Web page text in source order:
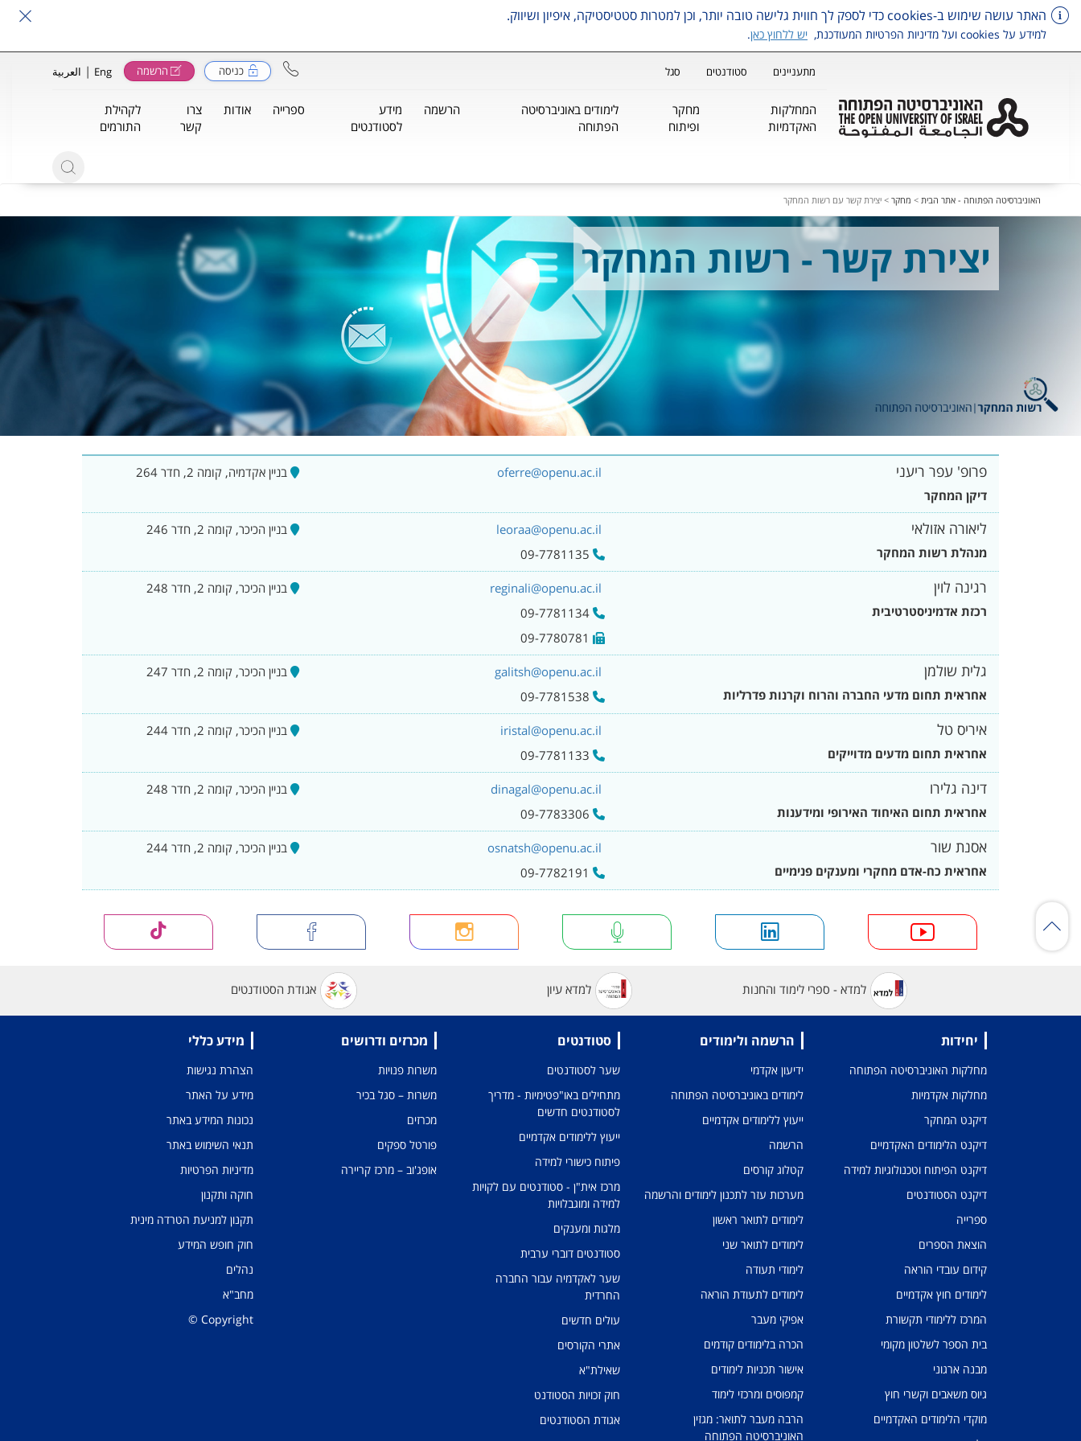
האתר עושה שימוש ב-cookies כדי לספק לך חווית גלישה טובה יותר, וכן למטרות סטטיסטיקה, איפיון ושיווק.
למידע על cookies ועל מדיניות הפרטיות המעודכנת, יש ללחוץ כאן.
מתעניינים סטודנטים סגל כניסה הרשמה Eng
| العربية
המחלקות
האקדמיות
מחקר
ופיתוח
לימודים באוניברסיטה
הפתוחה
הרשמה
מידע
לסטודנטים
ספרייה אודות
צרו
קשר
לקהילת
התורמים
האוניברסיטה הפתוחה - אתר הבית > מחקר > יצירת קשר עם רשות המחקר
יצירת קשר - רשות המחקר
פרופ' עפר ריעני
דיקן המחקר
oferre@openu.ac.il בניין אקדמיה, קומה 2, חדר 264
ליאורה אזולאי
מנהלת רשות המחקר
leoraa@openu.ac.il
בניין הכיכר, קומה 2, חדר 246
רגינה לוין
רכזת אדמיניסטרטיבית
reginali@openu.ac.il
בניין הכיכר, קומה 2, חדר 248
גלית שולמן
אחראית תחום מדעי החברה והרוח וקרנות פדרליות
galitsh@openu.ac.il
בניין הכיכר, קומה 2, חדר 247
איריס טל
אחראית תחום מדעים מדוייקים
iristal@openu.ac.il
בניין הכיכר, קומה 2, חדר 244
דינה גלירו
אחראית תחום האיחוד האירופי ומידענות
dinagal@openu.ac.il
בניין הכיכר, קומה 2, חדר 248
אסנת שור
אחראית כח-אדם מחקרי ומענקים פנימיים
osnatsh@openu.ac.il
בניין הכיכר, קומה 2, חדר 244
למדא - ספרי לימוד והחנות למדא עיון אגודת הסטודנטים
יחידות
מחלקות האוניברסיטה הפתוחה
מחלקות אקדמיות
דיקנט המחקר
דיקנט הלימודים האקדמיים
דיקנט הפיתוח וטכנולוגיות למידה
דיקנט הסטודנטים
ספרייה
הוצאת הספרים
קידום עובדי הוראה
לימודים חוץ אקדמיים
המרכז ללימודי תקשורת
בית הספר לשלטון מקומי
מבנה ארגוני
גיוס משאבים וקשרי חוץ
מוקדי הלימודים האקדמיים
הרשמה ולימודים
ידיעון אקדמי
לימודים באוניברסיטה הפתוחה
ייעוץ ללימודים אקדמיים
הרשמה
קטלוג קורסים
מערכות עזר לתכנון לימודים והרשמה
לימודים לתואר ראשון
לימודים לתואר שני
לימודי תעודה
לימודים לתעודת הוראה
אפיקי מעבר
הכרה בלימודים קודמים
אישור תכניות לימודים
קמפוסים ומרכזי לימוד
הרבה מעבר לתואר: מגזין
האוניברסיטה הפתוחה
סטודנטים
שער לסטודנטים
מתחילים באו"פטימיות - מדריך
לסטודנטים חדשים
ייעוץ ללימודים אקדמיים
פיתוח כישורי למידה
מרכז אית"ן - סטודנטים עם לקויות
למידה ומוגבלויות
מלגות ומענקים
סטודנטים דוברי ערבית
שער לאקדמיה עבור החברה
החרדית
עולים חדשים
אתרי הקורסים
שאילת"א
חוק זכויות הסטודנט
אגודת הסטודנטים
מכרזים ודרושים
משרות פנויות
משרות – סגל בכיר
מכרזים
פורטל ספקים
אופג'וב – מרכז קריירה
מידע כללי
הצהרת נגישות
מידע על האתר
נכונות המידע באתר
תנאי השימוש באתר
מדיניות הפרטיות
חוקה ותקנון
תקנון למניעת הטרדה מינית
חוק חופש המידע
נהלים
מחב"א
Copyright ©